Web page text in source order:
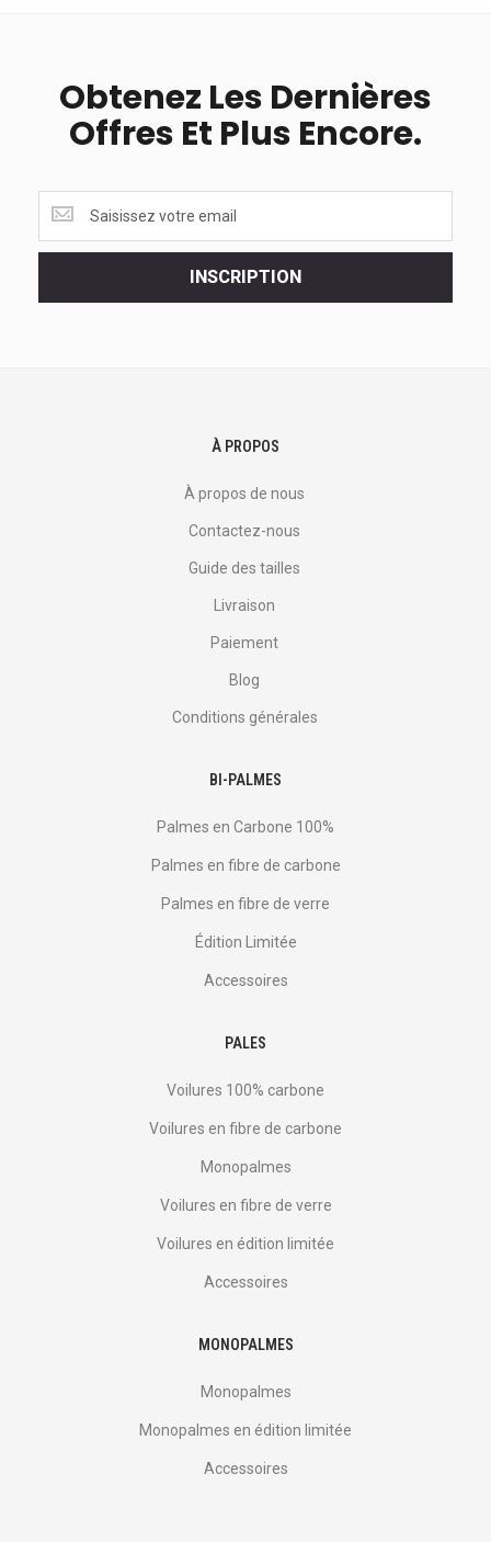
Obtenez Les Dernières
Offres Et Plus Encore.
les
dernières
INSCRIPTION
À PROPOS
À propos de nous
Contactez-nous
Guide des tailles
Livraison
Paiement
Blog
Conditions générales
BI-PALMES
Palmes en Carbone 100%
Palmes en fibre de carbone
Palmes en fibre de verre
Édition Limitée
Accessoires
PALES
Voilures 100% carbone
Voilures en fibre de carbone
Monopalmes
Voilures en fibre de verre
Voilures en édition limitée
Accessoires
MONOPALMES
Monopalmes
Monopalmes en édition limitée
Accessoires